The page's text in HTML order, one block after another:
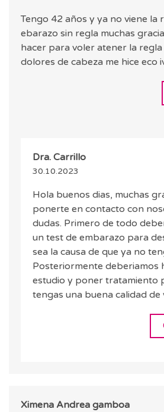
Tengo 42 años y ya no viene la
ebarazo sin regla muchas gracias que puedo
hacer para voler atener la
dolores de cabeza me hice eco
Dra. Carrillo
30.10.2023
Hola buenos dias, muchas
ponerte en contacto con
dudas. Primero de todo
un test de embarazo para
sea la causa de que ya no
Posteriormente deberiamos
estudio y poner tratamiento
tengas una buena calidad de
Ximena Andrea gamboa